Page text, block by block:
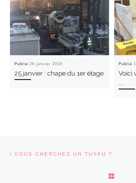
Publié26 janvier 2016
25 janvier : chape du 1er étage
Publié
Voici
Parcourir les articles
VOUS CHERCHEZ UN TUYAU ?